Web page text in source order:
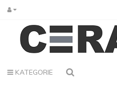
KATEGORIE